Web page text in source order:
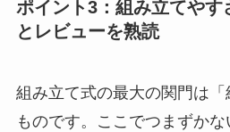
ポイント3：組み立てやす
とレビューを熟読
組み立て式の最大の関門は
ものです。ここでつまずか